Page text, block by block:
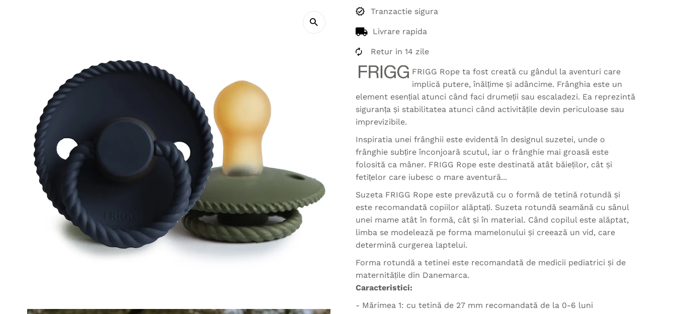
Tranzactie sigura
Livrare rapida
Retur in 14 zile
FRIGG Rope ta fost creată cu gândul la aventuri care
implică putere, înălțime și adâncime. Frânghia este un
element esențial atunci când faci drumeții sau escaladezi. Ea reprezintă
siguranța și stabilitatea atunci când activitățile devin periculoase sau
imprevizibile.
Inspiratia unei frânghii este evidentă în designul suzetei, unde o
frânghie subțire înconjoară scutul, iar o frânghie mai groasă este
folosită ca mâner. FRIGG Rope este destinată atât băieților, cât și
fetițelor care iubesc o mare aventură...
Suzeta FRIGG Rope este prevăzută cu o formă de tetină rotundă și
este recomandată copiilor alăptați. Suzeta rotundă seamănă cu sânul
unei mame atât în formă, cât și în material. Când copilul este alăptat,
limba se modelează pe forma mamelonului și creează un vid, care
determină curgerea laptelui.
Forma rotundă a tetinei este recomandată de medicii pediatrici și de
maternitățile din Danemarca.
Caracteristici:
- Mărimea 1: cu tetină de 27 mm recomandată de la 0-6 luni